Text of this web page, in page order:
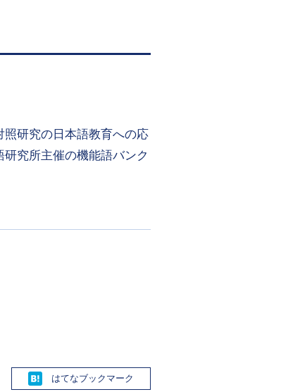
研究の日本語教育への応
究所主催の機能語バンク
Hatena